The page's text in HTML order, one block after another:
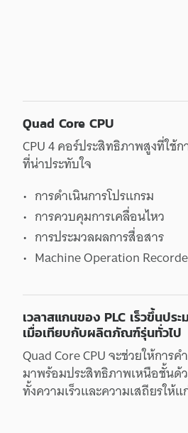
Quad Core CPU
CPU 4คอร์ประสิทธิภาพสูงที่ใช้ก
ที่น่าประทับใจ
การดำเนินการโปรแกรม
การควบคุมการเคลื่อนไหว
การประมวลผลการสื่อสาร
Machine Operation
เวลาสแกนของ PLC เร็วขึ้นปร
เมื่อเทียบกับผลิตภัณฑ์รุ่นทั่วไป
Quad Core CPUจะช่วยให้การ
มาพร้อมประสิทธิภาพเหนือชั้นด้
ทั้งความเร็วและความเสถียรให้แ